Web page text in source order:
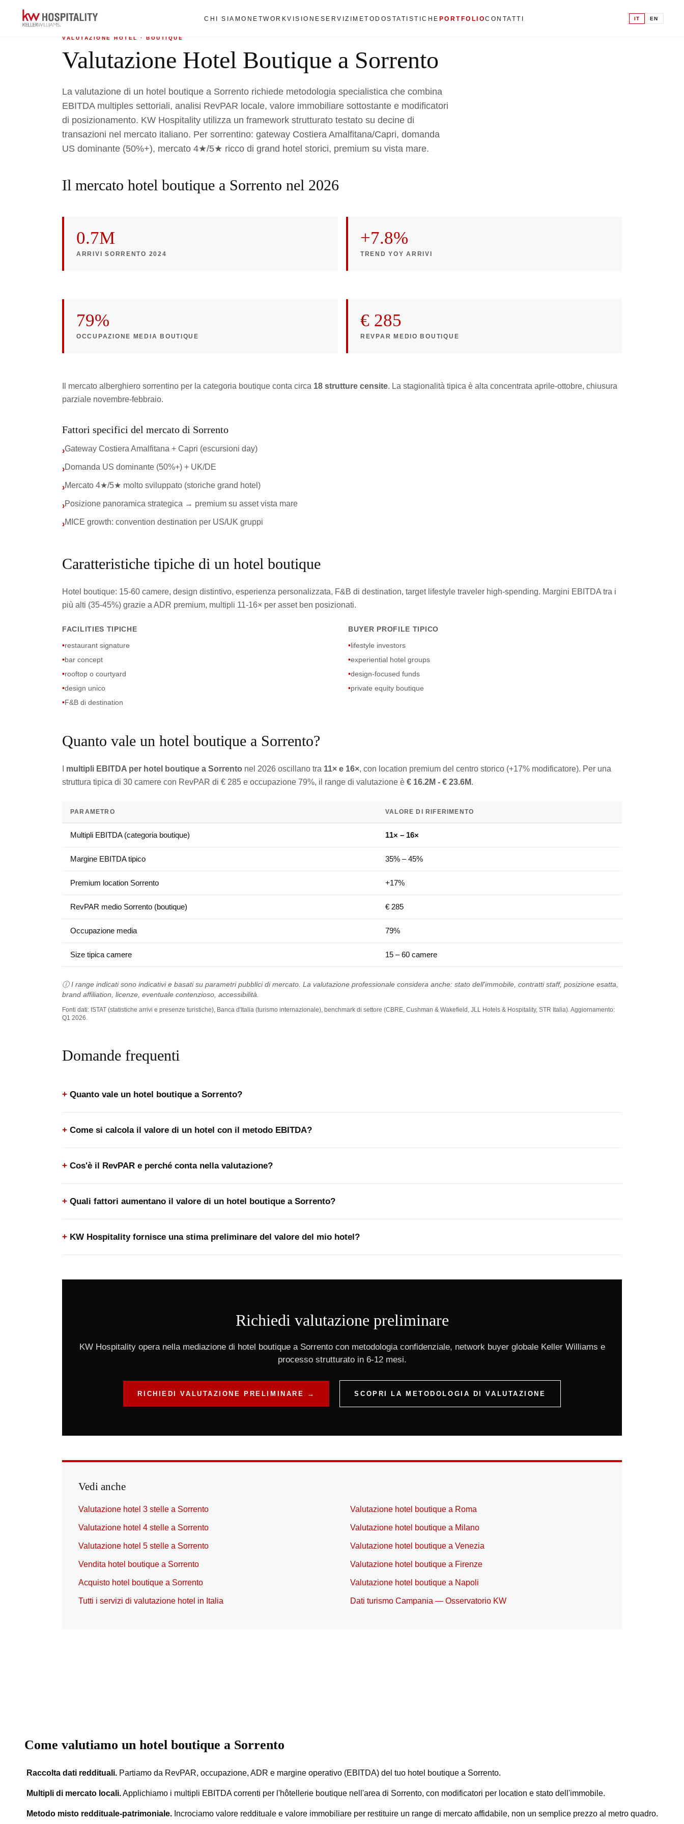
CHI SIAMO NETWORKVISIONE SERVIZI METODOSTATISTICHE PORTFOLIOCONTATTI IT EN
Home › Valutazione hotel Boutique a Sorrento
VALUTAZIONE HOTEL · BOUTIQUE
Valutazione Hotel Boutique a Sorrento
La valutazione di un hotel boutique a Sorrento richiede metodologia specialistica che combina
EBITDA multiples settoriali, analisi RevPAR locale, valore immobiliare sottostante e modificatori
di posizionamento. KW Hospitality utilizza un framework strutturato testato su decine di
transazioni nel mercato italiano. Per sorrentino: gateway Costiera Amalfitana/Capri, domanda
US dominante (50%+), mercato 4★/5★ ricco di grand hotel storici, premium su vista mare.
Il mercato hotel boutique a Sorrento nel 2026
0.7M
ARRIVI SORRENTO 2024
+7.8%
TREND YOY ARRIVI
79%
OCCUPAZIONE MEDIA BOUTIQUE
€ 285
REVPAR MEDIO BOUTIQUE
Il mercato alberghiero sorrentino per la categoria boutique conta circa 18 strutture censite. La stagionalità tipica è alta concentrata aprile-ottobre, chiusura
parziale novembre-febbraio.
Fattori specifici del mercato di Sorrento
›Gateway Costiera Amalfitana + Capri (escursioni day)
›Domanda US dominante (50%+) + UK/DE
›Mercato 4★/5★ molto sviluppato (storiche grand hotel)
›Posizione panoramica strategica → premium su asset vista mare
›MICE growth: convention destination per US/UK gruppi
Caratteristiche tipiche di un hotel boutique
Hotel boutique: 15-60 camere, design distintivo, esperienza personalizzata, F&B di destination, target lifestyle traveler high-spending. Margini EBITDA tra i
più alti (35-45%) grazie a ADR premium, multipli 11-16× per asset ben posizionati.
FACILITIES TIPICHE
•restaurant signature
•bar concept
•rooftop o courtyard
•design unico
•F&B di destination
BUYER PROFILE TIPICO
•lifestyle investors
•experiential hotel groups
•design-focused funds
•private equity boutique
Quanto vale un hotel boutique a Sorrento?
multipli EBITDA per hotel boutique a Sorrento nel 2026 oscillano tra 11× e 16×, con location premium del centro storico (+17% modificatore). Per una
struttura tipica di 30 camere con RevPAR di € 285 e occupazione 79%, il range di valutazione è € 16.2M - € 23.6M.
PARAMETRO VALORE DI RIFERIMENTO
Multipli EBITDA (categoria boutique) 11× – 16×
Margine EBITDA tipico 35% – 45%
Premium location Sorrento +17%
RevPAR medio Sorrento (boutique) € 285
Occupazione media 79%
Size tipica camere 15 – 60 camere
ⓘ I range indicati sono indicativi e basati su parametri pubblici di mercato. La valutazione professionale considera anche: stato dell'immobile, contratti staff, posizione esatta,
brand affiliation, licenze, eventuale contenzioso, accessibilità.
Fonti dati: ISTAT (statistiche arrivi e presenze turistiche), Banca d'Italia (turismo internazionale), benchmark di settore (CBRE, Cushman & Wakefield, JLL Hotels & Hospitality, STR Italia). Aggiornamento:
Q1 2026.
Domande frequenti
Quanto vale un hotel boutique a Sorrento?
Come si calcola il valore di un hotel con il metodo EBITDA?
Cos'è il RevPAR e perché conta nella valutazione?
Quali fattori aumentano il valore di un hotel boutique a Sorrento?
KW Hospitality fornisce una stima preliminare del valore del mio hotel?
Richiedi valutazione preliminare
KW Hospitality opera nella mediazione di hotel boutique a Sorrento con metodologia confidenziale, network buyer globale Keller Williams e
processo strutturato in 6-12 mesi.
RICHIEDI VALUTAZIONE PRELIMINARE → SCOPRI LA METODOLOGIA DI VALUTAZIONE
Vedi anche
Valutazione hotel 3 stelle a Sorrento
Valutazione hotel 4 stelle a Sorrento
Valutazione hotel 5 stelle a Sorrento
Vendita hotel boutique a Sorrento
Acquisto hotel boutique a Sorrento
Tutti i servizi di valutazione hotel in Italia
Valutazione hotel boutique a Roma
Valutazione hotel boutique a Milano
Valutazione hotel boutique a Venezia
Valutazione hotel boutique a Firenze
Valutazione hotel boutique a Napoli
Dati turismo Campania — Osservatorio KW
Come valutiamo un hotel boutique a Sorrento
Raccolta dati reddituali. Partiamo da RevPAR, occupazione, ADR e margine operativo (EBITDA) del tuo hotel boutique a Sorrento.
Multipli di mercato locali.Applichiamo i multipli EBITDA correnti per l'hôtellerie boutique nell'area di Sorrento, con modificatori per location e stato dell'immobile.
Metodo misto reddituale-patrimoniale. Incrociamo valore reddituale e valore immobiliare per restituire un range di mercato affidabile, non un semplice prezzo al metro quadro.